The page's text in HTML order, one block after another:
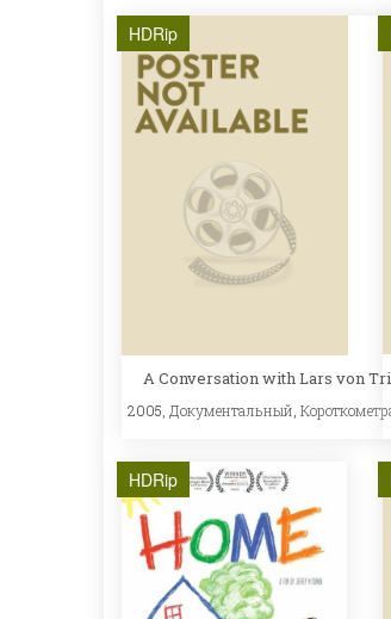
HDRip
A Conversation with Lars von
2005, Документальный
HDRip